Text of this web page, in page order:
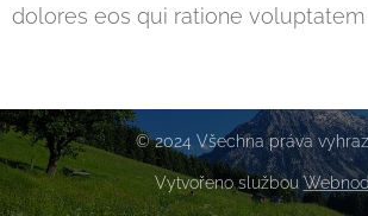
dolores eos qui ratione voluptatem
© 2024 Všechna práva
Vytvořeno službou